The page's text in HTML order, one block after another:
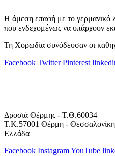
Η άμεση επαφή με το γερμανικό
που ενδεχομένως να υπάρχουν
Τη Χορωδία συνόδευσαν οι
Facebook Twitter Pinterest
Δροσιά Θέρμης - Τ.Θ.60034
Τ.Κ.57001 Θέρμη - Θεσσαλονίκη
Ελλάδα
Facebook InstagramYouTube